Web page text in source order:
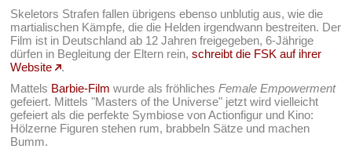
Skeletors Strafen fallen übrigens ebenso unblutig aus, wie die
martialischen Kämpfe, die die Helden irgendwann bestreiten. Der
Film ist in Deutschland ab 12 Jahren freigegeben, 6-Jährige
dürfen in Begleitung der Eltern rein,schreibt die FSK auf ihrer
Website
.
Mattels Barbie-Film wurde als fröhlichesFemale Empowerment
gefeiert. Mittels "Masters of the Universe" jetzt wird vielleicht
gefeiert als die perfekte Symbiose von Actionfigur und Kino:
Hölzerne Figuren stehen rum, brabbeln Sätze und machen
Bumm.